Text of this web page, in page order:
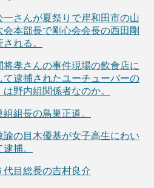
さんが夏祭りで岸和田市の山
本部長で剛心会会長の西田剛
れる。
孝さんの事件現場の飲食店に
逮捕されたユーチューバーの
は野内組関係者なのか。
組長の鳥巣正道。
の目木優基が女子高生にわい
捕。
目総長の吉村良介